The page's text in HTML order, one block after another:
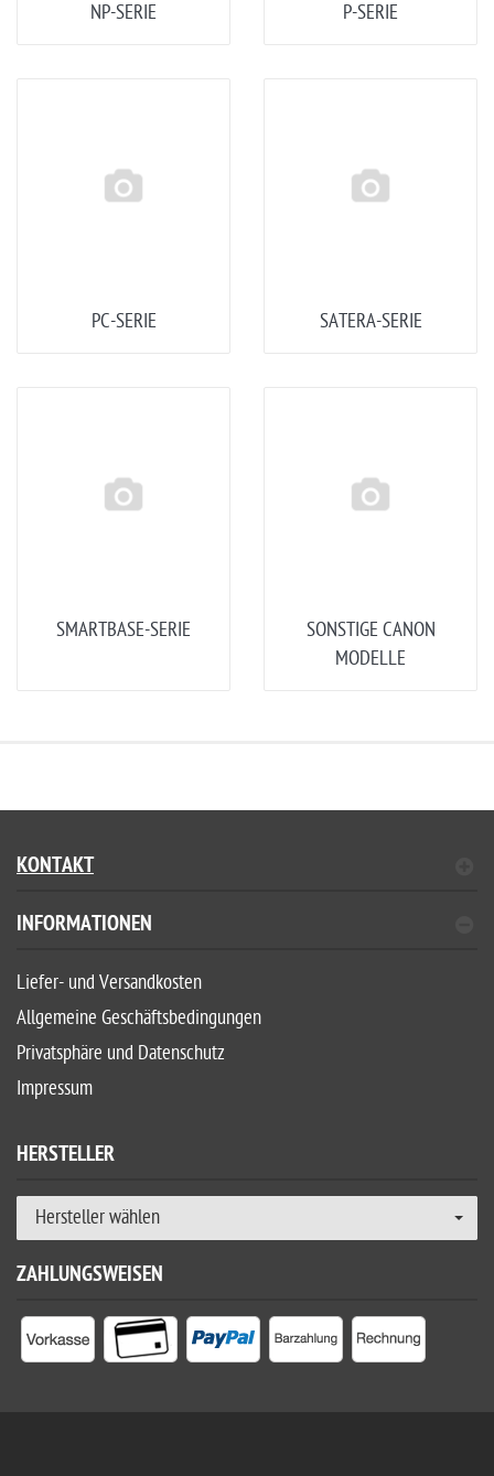
NP-SERIE P-SERIE
PC-SERIE SATERA-SERIE
SMARTBASE-SERIE
SONSTIGE CANON
MODELLE
KONTAKT
INFORMATIONEN
Liefer- und Versandkosten
Allgemeine Geschäftsbedingungen
Privatsphäre und Datenschutz
Impressum
HERSTELLER
Hersteller wählen
ZAHLUNGSWEISEN